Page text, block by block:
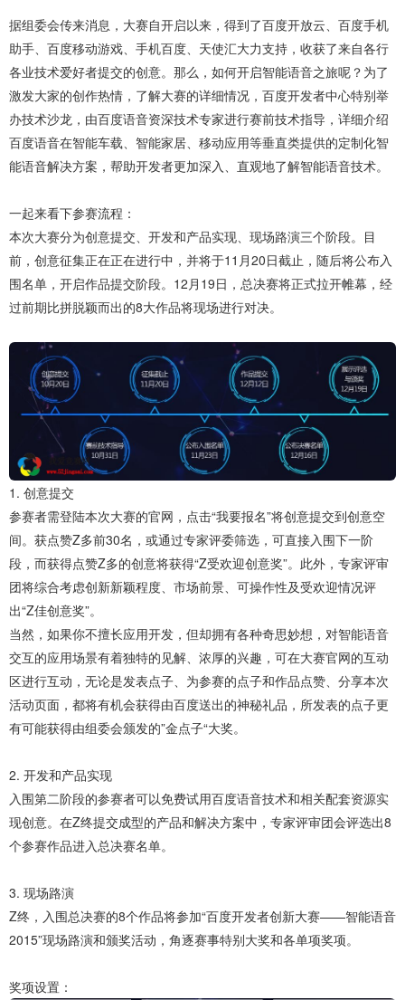
据组委会传来消息，大赛自开启以来，得到了百度开放云、百度手机
助手、百度移动游戏、手机百度、天使汇大力支持，收获了来自各行
各业技术爱好者提交的创意。那么，如何开启智能语音之旅呢？为了
激发大家的创作热情，了解大赛的详细情况，百度开发者中心特别举
办技术沙龙，由百度语音资深技术专家进行赛前技术指导，详细介绍
百度语音在智能车载、智能家居、移动应用等垂直类提供的定制化智
能语音解决方案，帮助开发者更加深入、直观地了解智能语音技术。
一起来看下参赛流程：
本次大赛分为创意提交、开发和产品实现、现场路演三个阶段。目
前，创意征集正在正在进行中，并将于11月20日截止，随后将公布入
围名单，开启作品提交阶段。12月19日，总决赛将正式拉开帷幕，经
过前期比拼脱颖而出的8大作品将现场进行对决。
1. 创意提交
参赛者需登陆本次大赛的官网，点击“我要报名”将创意提交到创意空
间。获点赞Z多前30名，或通过专家评委筛选，可直接入围下一阶
段，而获得点赞Z多的创意将获得“Z受欢迎创意奖”。此外，专家评审
团将综合考虑创新新颖程度、市场前景、可操作性及受欢迎情况评
出“Z佳创意奖”。
当然，如果你不擅长应用开发，但却拥有各种奇思妙想，对智能语音
交互的应用场景有着独特的见解、浓厚的兴趣，可在大赛官网的互动
区进行互动，无论是发表点子、为参赛的点子和作品点赞、分享本次
活动页面，都将有机会获得由百度送出的神秘礼品，所发表的点子更
有可能获得由组委会颁发的”金点子“大奖。
2. 开发和产品实现
入围第二阶段的参赛者可以免费试用百度语音技术和相关配套资源实
现创意。在Z终提交成型的产品和解决方案中，专家评审团会评选出8
个参赛作品进入总决赛名单。
3. 现场路演
Z终，入围总决赛的8个作品将参加“百度开发者创新大赛——智能语音
2015”现场路演和颁奖活动，角逐赛事特别大奖和各单项奖项。
奖项设置：